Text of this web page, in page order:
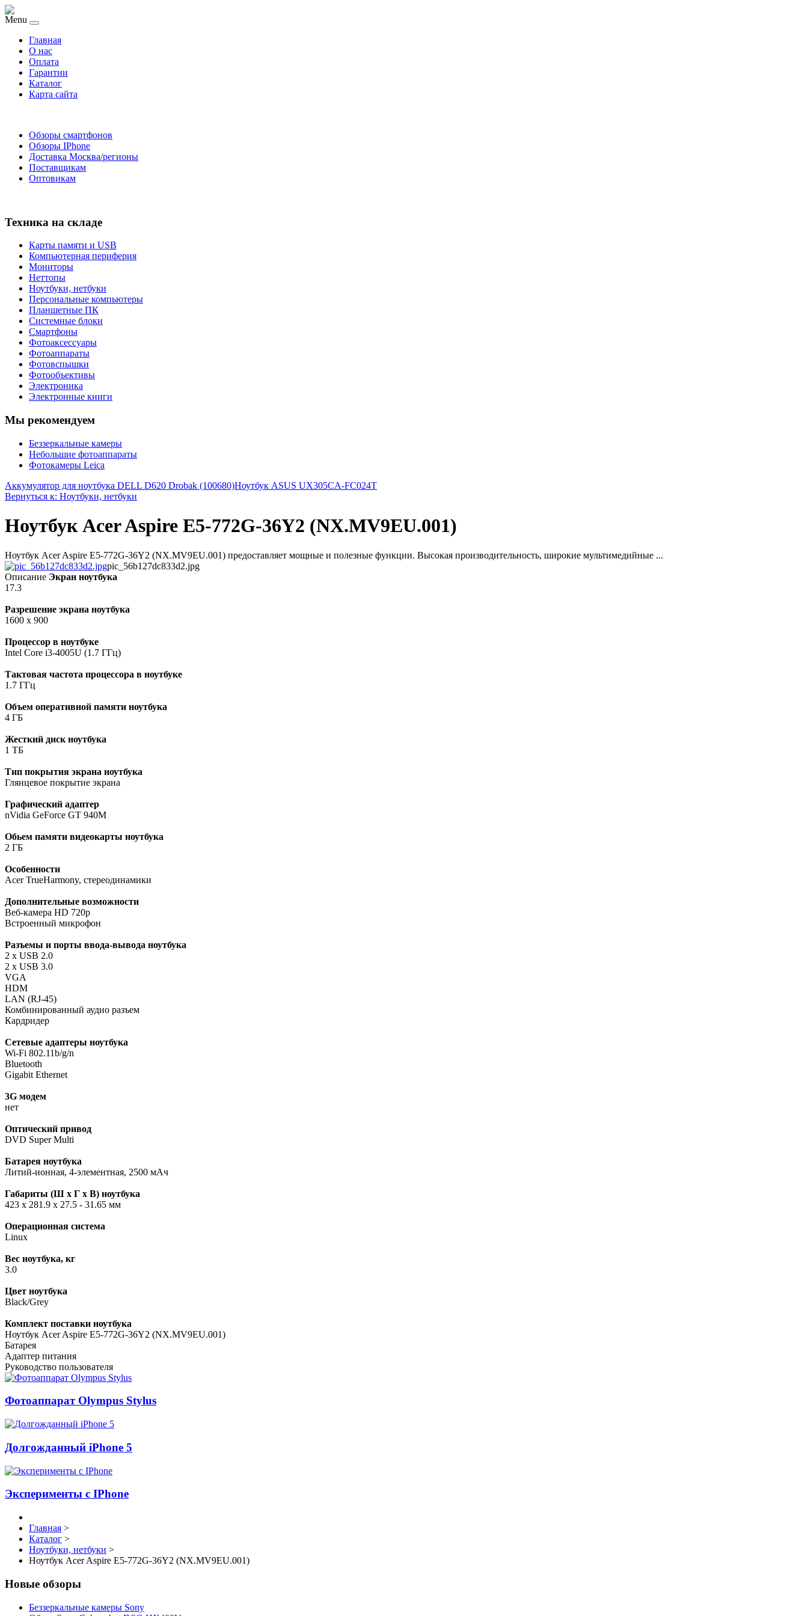
Menu
Главная
O нас
Оплата
Гарантии
Каталог
Карта сайта
Обзоры смартфонов
Обзоры IPhone
Доставка Москва/регионы
Поставщикам
Оптовикам
Техника на складе
Карты памяти и USB
Компьютерная периферия
Мониторы
Неттопы
Ноутбуки, нетбуки
Персональные компьютеры
Планшетные ПК
Системные блоки
Смартфоны
Фотоаксессуары
Фотоаппараты
Фотовспышки
Фотообъективы
Электроника
Электронные книги
Мы рекомендуем
Беззеркальные камеры
Небольшие фотоаппараты
Фотокамеры Leica
Аккумулятор для ноутбука DELL D620 Drobak (100680)Ноутбук ASUS UX305CA-FC024T
Вернуться к: Ноутбуки, нетбуки
Ноутбук Acer Aspire E5-772G-36Y2 (NX.MV9EU.001)
Ноутбук Acer Aspire E5-772G-36Y2 (NX.MV9EU.001) предоставляет мощные и полезные функции. Высокая производительность, широкие мультимедийные ...
pic_56b127dc833d2.jpg
Описание Экран ноутбука
17.3
Разрешение экрана ноутбука
1600 x 900
Процессор в ноутбуке
Intel Core i3-4005U (1.7 ГГц)
Тактовая частота процессора в ноутбуке
1.7 ГГц
Объем оперативной памяти ноутбука
4 ГБ
Жесткий диск ноутбука
1 TБ
Тип покрытия экрана ноутбука
Глянцевое покрытие экрана
Графический адаптер
nVidia GeForce GT 940M
Обьем памяти видеокарты ноутбука
2 ГБ
Особенности
Acer TrueHarmony, стереодинамики
Дополнительные возможности
Веб-камера HD 720p
Встроенный микрофон
Разъемы и порты ввода-вывода ноутбука
2 x USB 2.0
2 x USB 3.0
VGA
HDM
LAN (RJ-45)
Комбинированный аудио разъем
Кардридер
Сетевые адаптеры ноутбука
Wi-Fi 802.11b/g/n
Bluetooth
Gigabit Ethernet
3G модем
нет
Оптический привод
DVD Super Multi
Батарея ноутбука
Литий-ионная, 4-элементная, 2500 мАч
Габариты (Ш х Г х В) ноутбука
423 x 281.9 x 27.5 - 31.65 мм
Операционная система
Linux
Вес ноутбука, кг
3.0
Цвет ноутбука
Black/Grey
Комплект поставки ноутбука
Ноутбук Acer Aspire E5-772G-36Y2 (NX.MV9EU.001)
Батарея
Адаптер питания
Руководство пользователя
Фотоаппарат Olympus Stylus
Долгожданный iPhone 5
Эксперименты с IPhone
Главная >
Каталог >
Ноутбуки, нетбуки >
Ноутбук Acer Aspire E5-772G-36Y2 (NX.MV9EU.001)
Новые обзоры
Беззеркальные камеры Sony